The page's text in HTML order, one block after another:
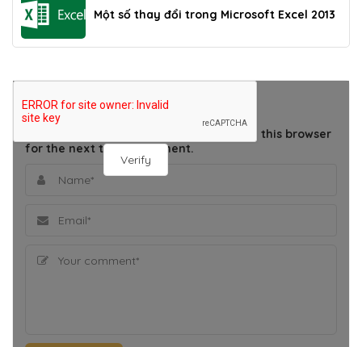
Một số thay đổi trong Microsoft Excel 2013
Verify
THÊM BÌNH LUẬN
Save my name, email, and website in this browser
for the next time I comment.